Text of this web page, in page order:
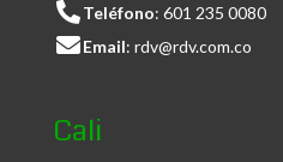
Teléfono: 601 235 0080
Email: rdv@rdv.com.co
Cali